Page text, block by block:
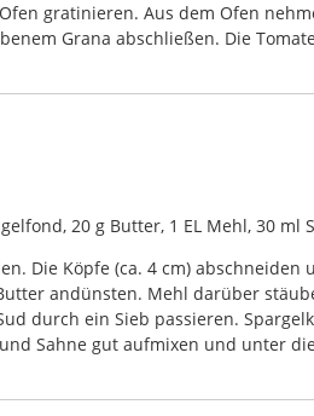
gratinieren. Aus dem Ofen
Grana abschließen. Die
20 g Butter, 1 EL Mehl, 30 ml
Die Köpfe (ca. 4 cm) abschneiden
andünsten. Mehl darüber
durch ein Sieb passieren.
Sahne gut aufmixen und unter